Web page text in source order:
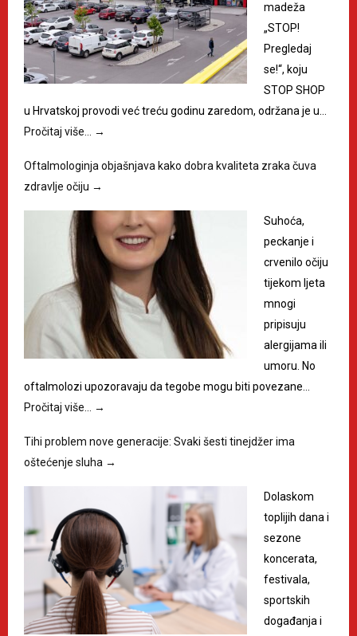
madeža
„STOP!
Pregledaj
se!“, koju
STOP SHOP
u Hrvatskoj provodi već treću godinu zaredom, održana je u…
Pročitaj više… →
Oftalmologinja objašnjava kako dobra kvaliteta zraka čuva
zdravlje očiju →
Suhoća,
peckanje i
crvenilo očiju
tijekom ljeta
mnogi
pripisuju
alergijama ili
umoru. No
oftalmolozi upozoravaju da tegobe mogu biti povezane…
Pročitaj više… →
Tihi problem nove generacije: Svaki šesti tinejdžer ima
oštećenje sluha →
Dolaskom
toplijih dana i
sezone
koncerata,
festivala,
sportskih
događanja i